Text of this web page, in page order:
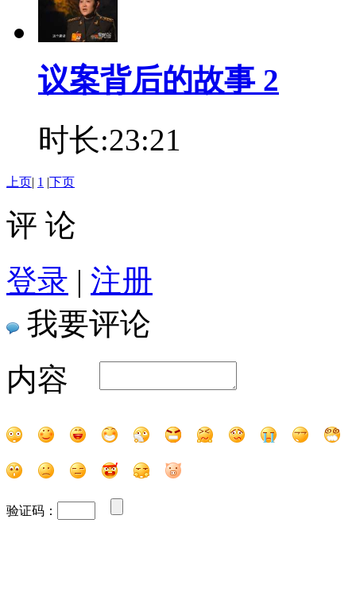
议案背后的故事 2
时长:23:21
上页| 1 |下页
评 论
登录 | 注册
我要评论
内容
验证码：